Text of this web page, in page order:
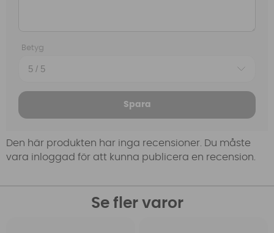
Betyg
Spara
Den här produkten har inga recensioner. Du måste
vara inloggad för att kunna publicera en recension.
Se fler varor